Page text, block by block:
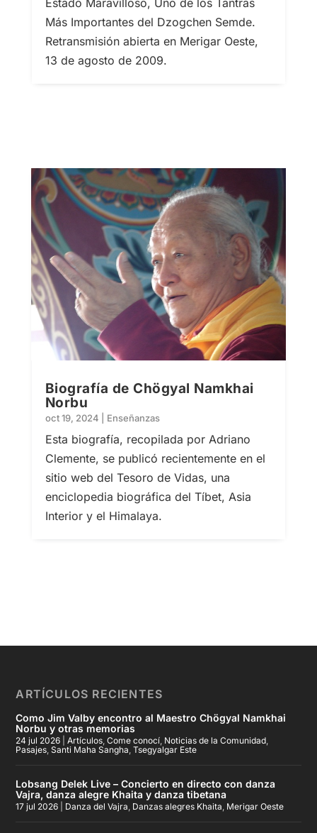
Estado Maravilloso, Uno de los Tantras
Más Importantes del Dzogchen Semde.
Retransmisión abierta en Merigar Oeste,
13 de agosto de 2009.
Biografía de Chögyal Namkhai
Norbu
oct 19, 2024 Enseñanzas
Esta biografía, recopilada por Adriano
Clemente, se publicó recientemente en el
sitio web del Tesoro de Vidas, una
enciclopedia biográfica del Tíbet, Asia
Interior y el Himalaya.
ARTÍCULOS RECIENTES
Como Jim Valby encontro al Maestro Chögyal Namkhai
Norbu y otras memorias
24 jul 2026 |Artículos ,Come conocí Noticias de la Comunidad
Pasajes ,Santi Maha Sangha ,Tsegyalgar Este
Lobsang Delek Live – Concierto en directo con danza
Vajra, danza alegre Khaita y danza tibetana
17 jul 2026 Danza del Vajra Danzas alegres Khaita Merigar Oeste